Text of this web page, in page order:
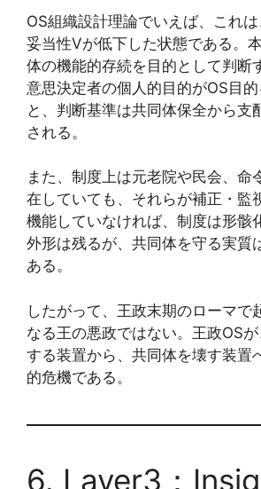
OS組織設計理論でいえば、これ
妥当性Vが低下した状態である。
体の機能的存続を目的として判断
意思決定者の個人的目的がOS目
と、判断基準は共同体保全から支
される。
また、制度上は元老院や民会、命
在していても、それらが補正・監
機能していなければ、制度は形骸
外形は残るが、共同体を守る実質
ある。
したがって、王政末期のローマで
なる王の悪政ではない。王政OS
する装置から、共同体を壊す装置
的危機である。
6. Layer3：